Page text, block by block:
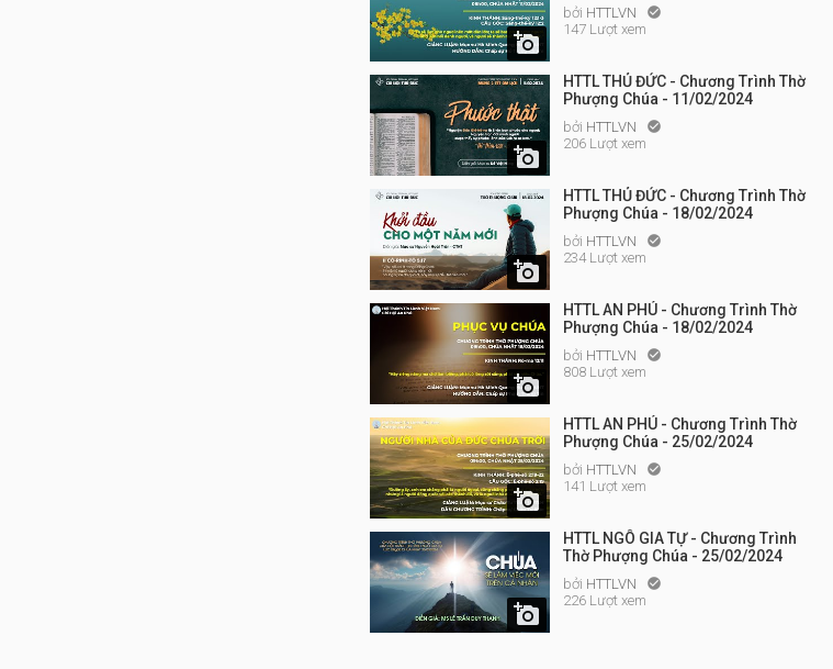

bởi HTTLVN 
147 Lượt xem

HTTL THỦ ĐỨC - Chương Trình Thờ
Phượng Chúa - 11/02/2024
bởi HTTLVN 
206 Lượt xem

HTTL THỦ ĐỨC - Chương Trình Thờ
Phượng Chúa - 18/02/2024
bởi HTTLVN 
234 Lượt xem

HTTL AN PHÚ - Chương Trình Thờ
Phượng Chúa - 18/02/2024
bởi HTTLVN 
808 Lượt xem

HTTL AN PHÚ - Chương Trình Thờ
Phượng Chúa - 25/02/2024
bởi HTTLVN 
141 Lượt xem

HTTL NGÔ GIA TỰ - Chương Trình
Thờ Phượng Chúa - 25/02/2024
bởi HTTLVN 
226 Lượt xem